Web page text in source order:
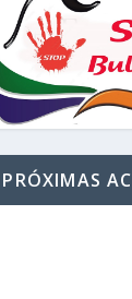
PRÓXIMAS